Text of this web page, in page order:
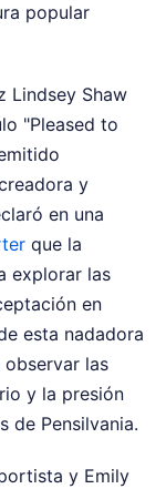
popular
Lindsey Shaw
"Pleased to
y
en una
que la
explorar las
en
esta nadadora
las
y la presión
de Pensilvania.
y Emily